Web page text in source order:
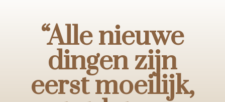
“Alle nieuwe
dingen zijn
eerst moeilijk,